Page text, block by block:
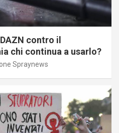
contro il
chi continua a usarlo?
Spraynews